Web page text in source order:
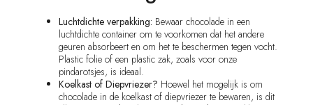
Luchtdichte verpakking: Bewaar chocolade in een
luchtdichte container om te voorkomen dat het andere
geuren absorbeert en om het te beschermen tegen vocht.
Plastic folie of een plastic zak, zoals voor onze
pindarotsjes, is ideaal.
Koelkast of Diepvriezer? Hoewel het mogelijk is om
chocolade in de koelkast of diepvriezer te bewaren, is dit